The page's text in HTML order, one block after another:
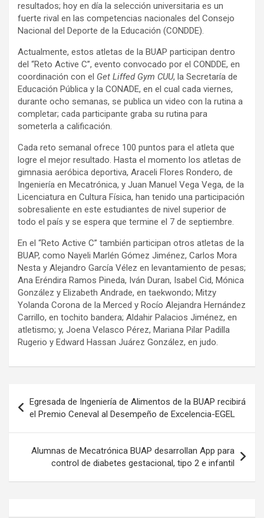
resultados; hoy en día la selección universitaria es un
fuerte rival en las competencias nacionales del Consejo
Nacional del Deporte de la Educación (CONDDE).
Actualmente, estos atletas de la BUAP participan dentro
del “Reto Active C”, evento convocado por el CONDDE, en
coordinación con el Get Liffed Gym CUU, la Secretaría de
Educación Pública y la CONADE, en el cual cada viernes,
durante ocho semanas, se publica un video con la rutina a
completar; cada participante graba su rutina para
someterla a calificación.
Cada reto semanal ofrece 100 puntos para el atleta que
logre el mejor resultado. Hasta el momento los atletas de
gimnasia aeróbica deportiva, Araceli Flores Rondero, de
Ingeniería en Mecatrónica, y Juan Manuel Vega Vega, de la
Licenciatura en Cultura Física, han tenido una participación
sobresaliente en este estudiantes de nivel superior de
todo el país y se espera que termine el 7 de septiembre.
En el “Reto Active C” también participan otros atletas de la
BUAP, como Nayeli Marlén Gómez Jiménez, Carlos Mora
Nesta y Alejandro García Vélez en levantamiento de pesas;
Ana Eréndira Ramos Pineda, Iván Duran, Isabel Cid, Mónica
González y Elizabeth Andrade, en taekwondo; Mitzy
Yolanda Corona de la Merced y Rocío Alejandra Hernández
Carrillo, en tochito bandera; Aldahir Palacios Jiménez, en
atletismo; y, Joena Velasco Pérez, Mariana Pilar Padilla
Rugerio y Edward Hassan Juárez González, en judo.
de
entradas
Egresada de Ingeniería de Alimentos de la BUAP recibirá
el Premio Ceneval al Desempeño de Excelencia-EGEL
Alumnas de Mecatrónica BUAP desarrollan App para
control de diabetes gestacional, tipo 2 e infantil